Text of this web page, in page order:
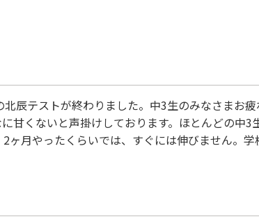
辰テストが終わりました。中3生のみなさまお
甘くないと声掛けしております。ほとんどの中3
月やったくらいでは、すぐには伸びません。